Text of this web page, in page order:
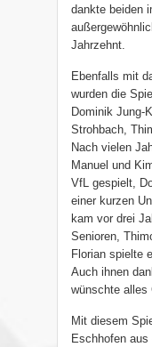
dankte beiden
Jahrzehnt.
Ebenfalls mit
wurden die
Dominik Jung-
Strohbach,
Nach vielen
Manuel und
VfL gespielt,
einer kurzen
kam vor drei
Senioren,
Florian spielte
Auch ihnen
wünschte alles
Mit diesem
Eschhofen aus